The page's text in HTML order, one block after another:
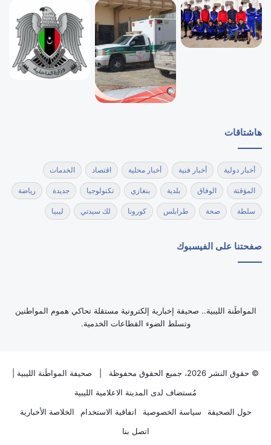
هاشتاقات
أخبار دولية أخبار فنية أخبار محلية اقتصاد الخدمات
المؤقتة الوفاق بلدية بنغازي تكنولوجيا جديدة رياضة
سلطة صحة طرابلس كورونا لك سيدتي ليبيا
صفحتنا على الفيسبوك
‏المواطَنة الليبية.. صحيفة إخبارية إلكترونية مستقلة تحاكي هموم المواطنين
وتسلط الضوء القطاعات الخدمية.
© حقوق النشر 2026، جميع الحقوق محفوظة | صحيفة المواطَنة الليبية
مُستضاف لدى المدينة الاعلامية الليبية
حول الصحيفة
سياسة الخصوصية اتفاقية الاستخدام
الخلاصة الأخبارية
اتصل بنا